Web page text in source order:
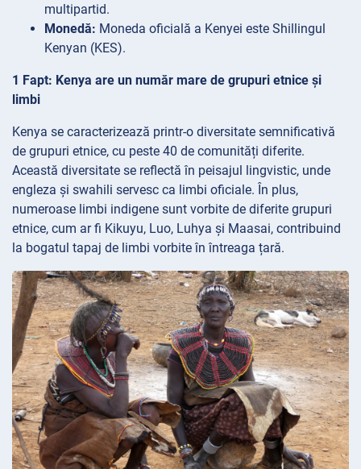
multipartid.
Monedă: Moneda oficială a Kenyei este Shillingul
Kenyan (KES).
1 Fapt: Kenya are un număr mare de grupuri etnice și
limbi
Kenya se caracterizează printr-o diversitate semnificativă
de grupuri etnice, cu peste 40 de comunități diferite.
Această diversitate se reflectă în peisajul lingvistic, unde
engleza și swahili servesc ca limbi oficiale. În plus,
numeroase limbi indigene sunt vorbite de diferite grupuri
etnice, cum ar fi Kikuyu, Luo, Luhya și Maasai, contribuind
la bogatul tapaj de limbi vorbite în întreaga țară.